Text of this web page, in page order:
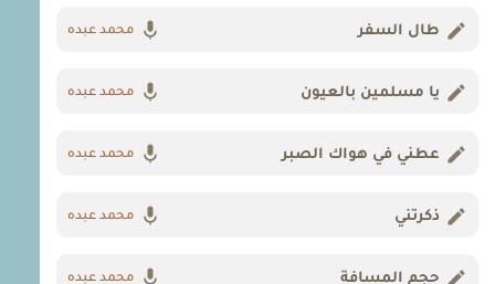
طال السفر محمد عبده
يا مسلمين بالعيون محمد عبده
عطني في هواك الصبر محمد عبده
ذكرتني محمد عبده
حجم المسافة محمد عبده